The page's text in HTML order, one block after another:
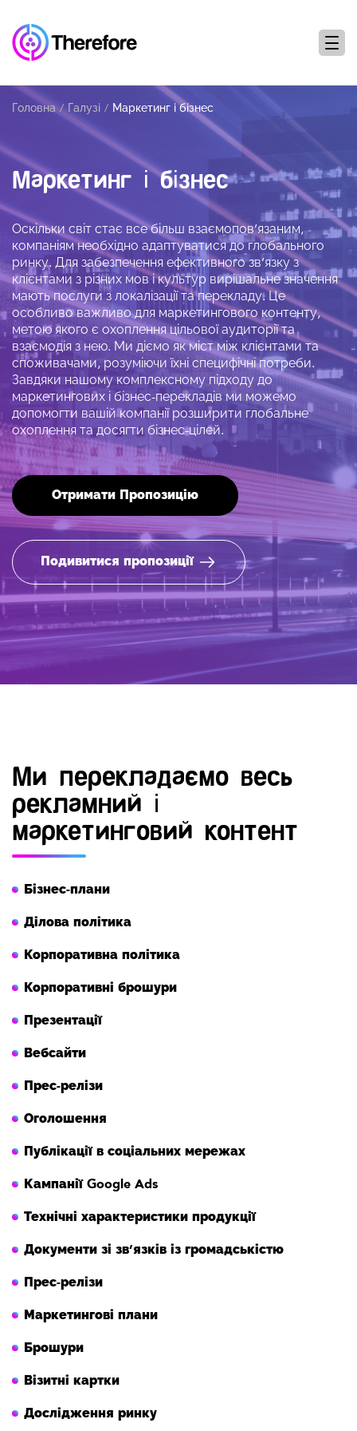
Головна Галузі Маркетинг і бізнес
Маркетинг і бізнес
Оскільки світ стає все більш взаємопов’язаним,
компаніям необхідно адаптуватися до глобального
ринку. Для забезпечення ефективного зв’язку з
клієнтами з різних мов і культур вирішальне значення
мають послуги з локалізації та перекладу. Це
особливо важливо для маркетингового контенту,
метою якого є охоплення цільової аудиторії та
взаємодія з нею. Ми діємо як міст між клієнтами та
споживачами, розуміючи їхні специфічні потреби.
Завдяки нашому комплексному підходу до
маркетингових і бізнес-перекладів ми можемо
допомогти вашій компанії розширити глобальне
охоплення та досягти бізнес-цілей.
Отримати Пропозицію
Подивитися пропозиції
Ми перекладаємо весь
рекламний і
маркетинговий контент
Бізнес-плани
Ділова політика
Корпоративна політика
Корпоративні брошури
Презентації
Вебсайти
Прес-релізи
Оголошення
Публікації в соціальних мережах
Кампанії Google Ads
Технічні характеристики продукції
Документи зі зв’язків із громадськістю
Прес-релізи
Маркетингові плани
Брошури
Візитні картки
Дослідження ринку